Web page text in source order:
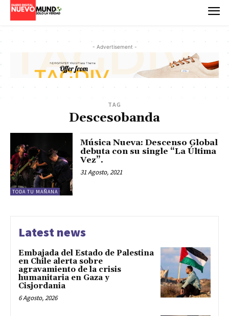
- Advertisement -
TAG
Descesobanda
TODA TU MAÑANA
Música Nueva: Descenso Global
debuta con su single “La Última
Vez”.
31 Agosto, 2021
Latest news
Embajada del Estado de Palestina
en Chile alerta sobre
agravamiento de la crisis
humanitaria en Gaza y
Cisjordania
6 Agosto, 2026